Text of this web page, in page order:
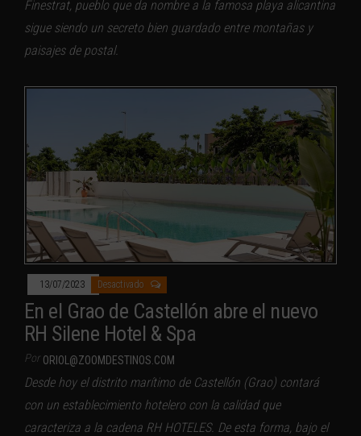
Finestrat, pueblo que da nombre a la famosa playa alicantina
sigue siendo un secreto bien guardado entre montañas y
paisajes de postal.
13/07/2023 Desactivado
En el Grao de Castellón abre el nuevo
RH Silene Hotel & Spa
Por ORIOL@ZOOMDESTINOS.COM
Desde hoy el distrito marítimo de Castellón (Grao) contará
con un establecimiento hotelero con la calidad que
caracteriza a la cadena RH HOTELES. De esta forma, bajo el